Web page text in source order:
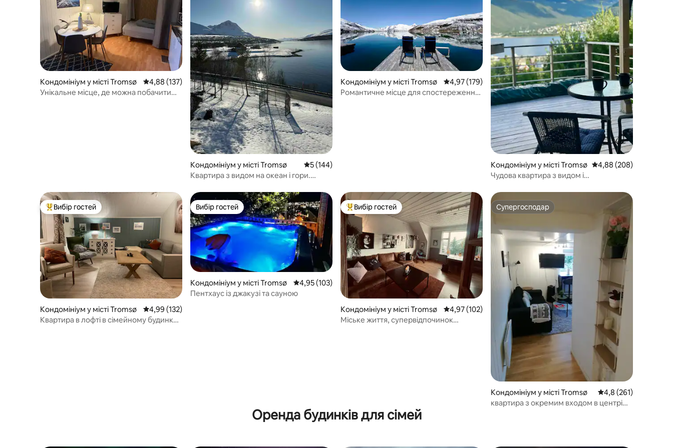
Кондомініум у місті Tromsø Середня оцінка: 4,88 з 5, відгуки: 137
4,88 (137)
Унікальне місце, де можна побачити
Кондомініум у місті Tromsø Середня оцінка: 5 з 5, відгуки: 144
5 (144)
Квартира з видом на океан і гори.
Кондомініум у місті Tromsø Середня оцінка: 4,97 з 5, відгуки: 179
4,97 (179)
Романтичне місце для спостереження
Кондомініум у місті Tromsø Середня оцінка: 4,88 з
4,88 (208)
Чудова квартира з видом і
Топ вибір гостей
Вибір гостей
Кондомініум у місті Tromsø Середня оцінка: 4,99 з 5, відгуки: 132
4,99 (132)
Квартира в лофті в сімейному будинку,
Вибір гостей
Вибір гостей
Кондомініум у місті Tromsø Середня оцінка: 4,95 з 5, відгуки: 103
4,95 (103)
Пентхаус із джакузі та сауною
Топ вибір гостей
Вибір гостей
Кондомініум у місті Tromsø Середня оцінка: 4,97 з 5, відгуки: 102
4,97 (102)
Міське життя, супервідпочинок
Супергосподар
Супергосподар
Кондомініум у місті Tromsø Середня оцінка: 4,8
4,8 (261)
квартира з окремим входом в центрі
Оренда будинків для сімей